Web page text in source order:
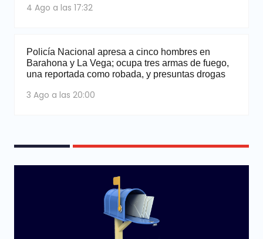
4 Ago a las 17:32
Policía Nacional apresa a cinco hombres en
Barahona y La Vega; ocupa tres armas de fuego,
una reportada como robada, y presuntas drogas
3 Ago a las 20:00